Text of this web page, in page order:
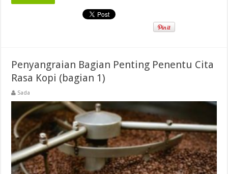
Penyangraian Bagian Penting Penentu Cita
Rasa Kopi (bagian 1)
Sada